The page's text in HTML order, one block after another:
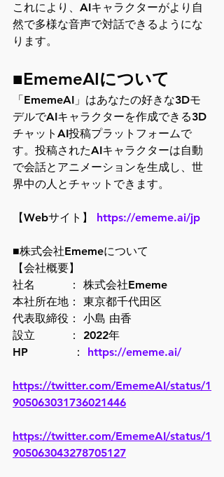
これにより、AIキャラクターがより自
然で多様な音声で対話できるようにな
ります。
■EmemeAIについて
「EmemeAI」はあなたの好きな3Dモ
デルでAIキャラクターを作成できる3D
チャットAI投稿プラットフォームで
す。投稿されたAIキャラクターは自動
で会話とアニメーションを生成し、世
界中の人とチャットできます。
【Webサイト】 https://ememe.ai/jp
■株式会社Ememeについて
【会社概要】
社名　　　： 株式会社Ememe
本社所在地： 東京都千代田区
代表取締役： 小島 由香
設立　　　： 2022年
HP　　　　： https://ememe.ai/
https://twitter.com/EmemeAI/status/1
905063031736021446
https://twitter.com/EmemeAI/status/1
905063043278705127